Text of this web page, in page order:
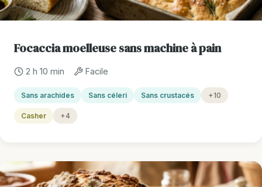
Focaccia moelleuse sans machine à pain
2 h 10 min Facile
Sans arachides Sans céleri Sans crustacés +10
Casher +4